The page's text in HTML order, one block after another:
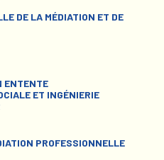
DE LA MÉDIATION ET DE
ENTENTE
ET INGÉNIERIE
PROFESSIONNELLE